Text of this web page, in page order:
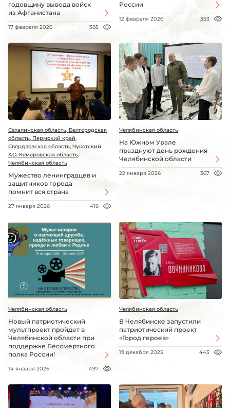
годовщину вывода войск
из Афганистана
17 февраля 2026 385
России
12 февраля 2026 353
Сахалинская область, Белгородская
область, Пермский край,
Свердловская область, Чукотский
АО, Кемеровская область,
Челябинская область
Мужество ленинградцев и
защитников города
помнит вся страна
27 января 2026 416
Челябинская область
На Южном Урале
празднуют день рождения
Челябинской области
22 января 2026 367
Челябинская область
Новый патриотический
мультпроект пройдет в
Челябинской области при
поддержке Бессмертного
полка России!
14 января 2026 497
Челябинская область
В Челябинске запустили
патриотический проект
«Город героев»
19 декабря 2025 443